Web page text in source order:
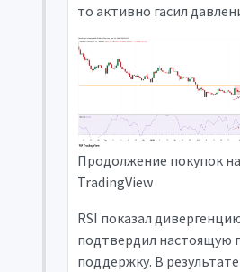
то активно гасил
Продолжение покупок
TradingView
RSI показал
подтвердил настоящую
поддержку. В